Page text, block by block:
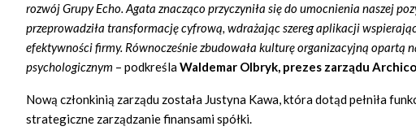
rozwój Grupy Echo. Agata znacząco przyczyniła się do umocnienia naszej
przeprowadziła transformację cyfrową, wdrażając szereg aplikacji
efektywności firmy. Równocześnie zbudowała kulturę organizacyjną opartą
psychologicznym – podkreślaWaldemar Olbryk, prezes zarządu
Nową członkinią zarządu została Justyna Kawa, która dotąd pełniła
strategiczne zarządzanie finansami spółki.